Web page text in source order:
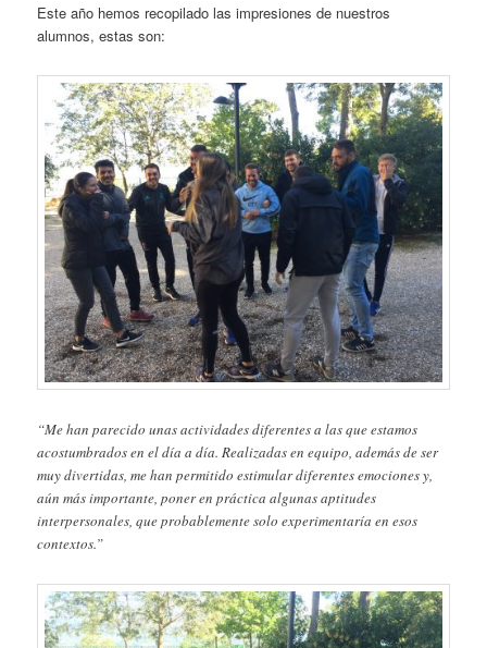
Este año hemos recopilado las impresiones de nuestros
alumnos, estas son:
“Me han parecido unas actividades diferentes a las que estamos
acostumbrados en el día a día. Realizadas en equipo, además de ser
muy divertidas, me han permitido estimular diferentes emociones y,
aún más importante, poner en práctica algunas aptitudes
interpersonales, que probablemente solo experimentaría en esos
contextos.”